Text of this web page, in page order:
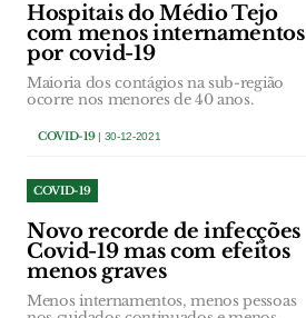
Hospitais do Médio Tejo
com menos internamentos
por covid-19
Maioria dos contágios na sub-região
ocorre nos menores de 40 anos.
COVID-19| 30-12-2021
COVID-19
Novo recorde de infecções
Covid-19 mas com efeitos
menos graves
Menos internamentos, menos pessoas